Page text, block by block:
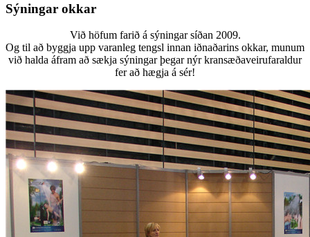
Sýningar okkar
Við höfum farið á sýningar síðan 2009.
Og til að byggja upp varanleg tengsl innan iðnaðarins okkar, munum
við halda áfram að sækja sýningar þegar nýr kransæðaveirufaraldur
fer að hægja á sér!